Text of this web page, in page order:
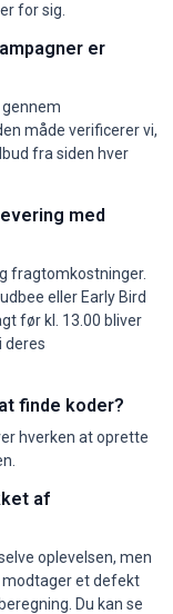
for sig.
er
måde verificerer vi,
fra siden hver
med
fragtomkostninger.
eller Early Bird
før kl. 13.00 bliver
deres
finde koder?
hverken at oprette
af
oplevelsen, men
et defekt
Du kan se